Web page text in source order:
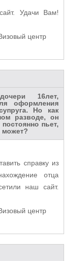
Удачи Вам!
центр
16лет,
оформления
Но как
разводе, он
пьет,
может?
справку из
отца
наш сайт.
центр